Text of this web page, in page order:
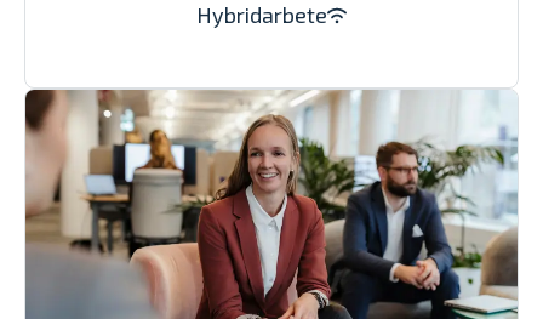
Hybridarbete